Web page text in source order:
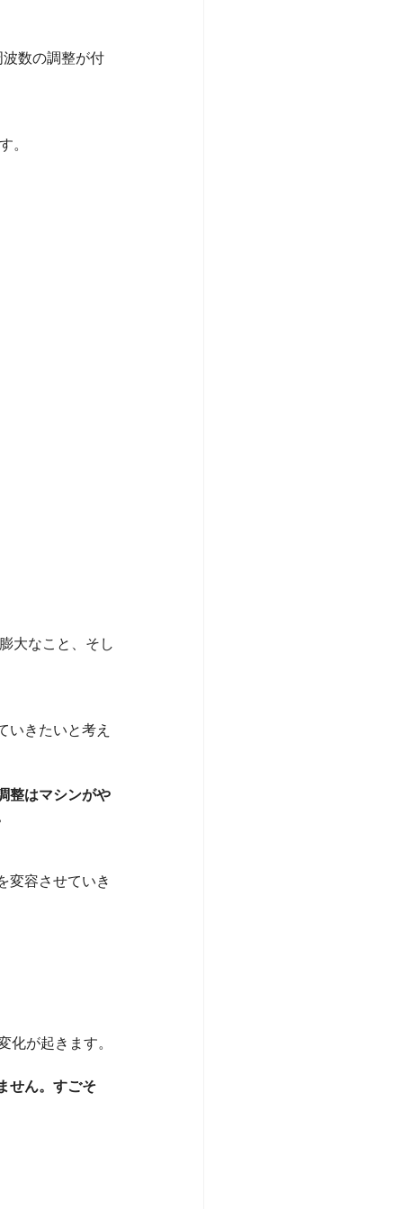
数の調整が付
。
大なこと、そし
いきたいと考え
整はマシンがや
変容させていき
化が起きます。
せん。すごそ